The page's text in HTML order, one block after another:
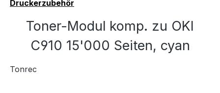
Druckerzubehör
Toner-Modul komp. zu OKI
C910 15'000 Seiten, cyan
Tonrec